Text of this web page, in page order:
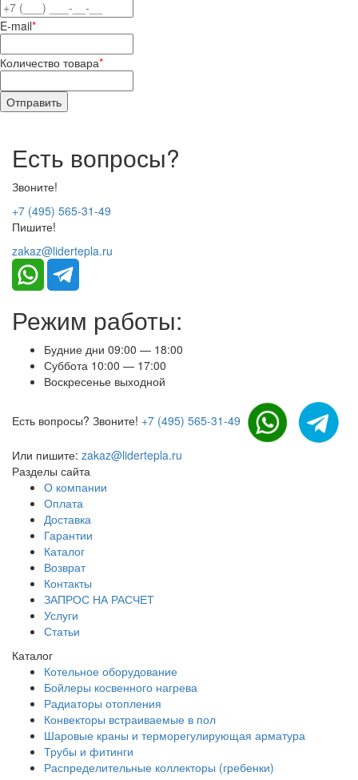
E-mail*
Количество товара*
Есть вопросы?
Звоните!
+7 (495) 565-31-49
Пишите!
zakaz@lidertepla.ru
Режим работы:
Будние дни 09:00 — 18:00
Суббота 10:00 — 17:00
Воскресенье выходной
Есть вопросы? Звоните! +7 (495) 565-31-49
Или пишите: zakaz@lidertepla.ru
Разделы сайта
О компании
Оплата
Доставка
Гарантии
Каталог
Возврат
Контакты
ЗАПРОС НА РАСЧЕТ
Услуги
Статьи
Каталог
Котельное оборудование
Бойлеры косвенного нагрева
Радиаторы отопления
Конвекторы встраиваемые в пол
Шаровые краны и терморегулирующая арматура
Трубы и фитинги
Распределительные коллекторы (гребенки)